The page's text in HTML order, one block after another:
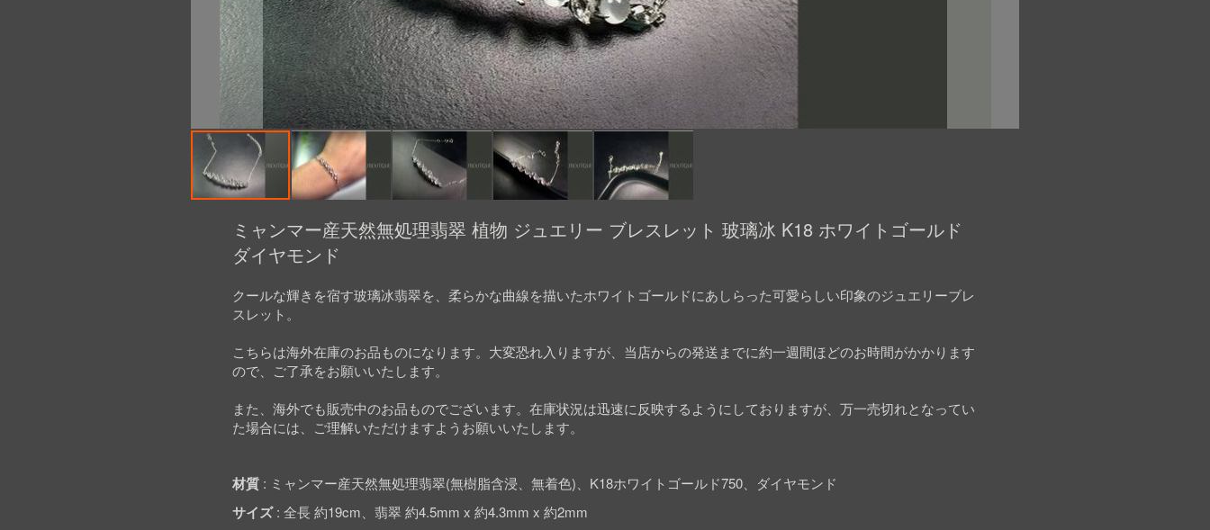
beginning
ミャンマー産天然無処理翡翠 植物 ジュエリー ブレスレット 玻璃冰 K18 ホワイトゴールド
ダイヤモンド
クールな輝きを宿す玻璃冰翡翠を、柔らかな曲線を描いたホワイトゴールドにあしらった可愛らしい印象のジュエリーブレ
スレット。
こちらは海外在庫のお品ものになります。大変恐れ入りますが、当店からの発送までに約一週間ほどのお時間がかかります
ので、ご了承をお願いいたします。
また、海外でも販売中のお品ものでございます。在庫状況は迅速に反映するようにしておりますが、万一売切れとなってい
た場合には、ご理解いただけますようお願いいたします。
材質 ミャンマー産天然無処理翡翠(無樹脂含浸、無着色)、K18ホワイトゴールド750、ダイヤモンド
サイズ 全長 約19cm、翡翠 約4.5mm x 約4.3mm x 約2mm